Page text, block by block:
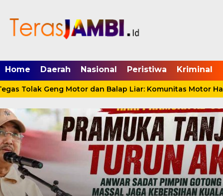
Home Daerah Nasional Peristiwa Kriminal
Tolak Geng Motor dan Balap Liar: Komunitas Motor